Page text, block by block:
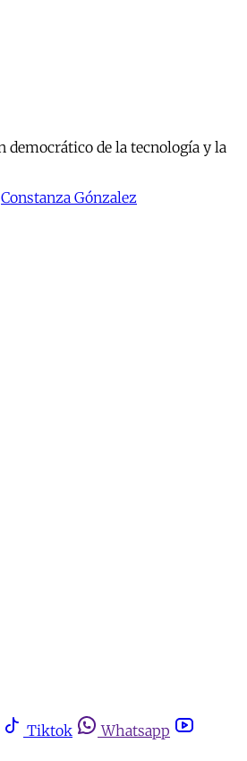
democrático de la tecnología y la
Constanza Gónzalez
Tiktok
Whatsapp